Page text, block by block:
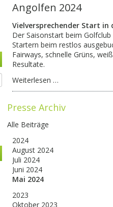
Angolfen 2024
Vielversprechender Start in
Der Saisonstart beim
Startern beim restlos
Fairways, schnelle Grüns,
Resultate.
Weiterlesen …
2024
Presse Archiv
Alle Beiträge
2024
August 2024
Juli 2024
Juni 2024
Mai 2024
2023
Oktober 2023